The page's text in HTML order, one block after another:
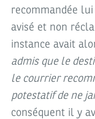
recommandée
avisé et non
instance avait
admis que le
le courrier
potestatif de ne
conséquent il y